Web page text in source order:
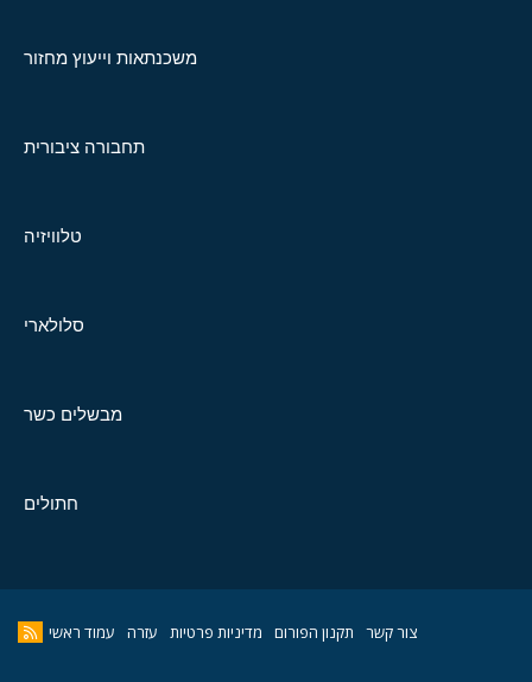
משכנתאות וייעוץ מחזור
תחבורה ציבורית
טלוויזיה
סלולארי
מבשלים כשר
חתולים
צור קשר תקנון הפורום מדיניות פרטיות עזרה עמוד ראשי